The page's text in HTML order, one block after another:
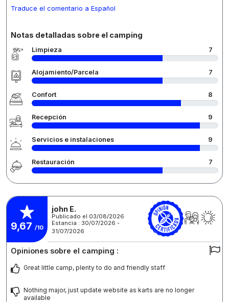
Traduce el comentario a Español
Notas detalladas sobre el camping
Limpieza 7
Alojamiento/Parcela 7
Confort 8
Recepción 9
Servicios e instalaciones 9
Restauración 7
9,67 /10
john E.
Publicado el 03/08/2026
Estancia : 30/07/2026 -
31/07/2026
Opiniones sobre el camping :
Great little camp, plenty to do and friendly staff
Nothing major, just update website as karts are no longer
available